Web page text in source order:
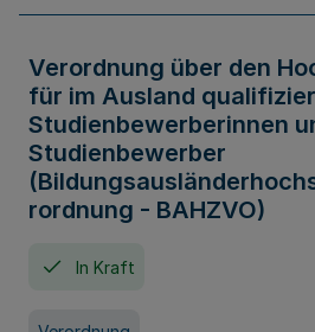
Verordnung über den
für im Ausland
Studienbewerberinnen
Studienbewerber
rordnung - BAHZVO)
In Kraft